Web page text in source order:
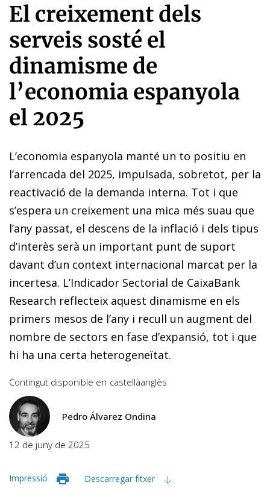
El creixement dels
serveis sosté el
dinamisme de
l’economia espanyola
el 2025
L’economia espanyola manté un to positiu en
l’arrencada del 2025, impulsada, sobretot, per la
reactivació de la demanda interna. Tot i que
s’espera un creixement una mica més suau que
l’any passat, el descens de la inflació i dels tipus
d’interès serà un important punt de suport
davant d’un context internacional marcat per la
incertesa. L’Indicador Sectorial de CaixaBank
Research reflecteix aquest dinamisme en els
primers mesos de l’any i recull un augment del
nombre de sectors en fase d’expansió, tot i que
hi ha una certa heterogeneïtat.
Contingut disponible en castellàanglès
Pedro Álvarez Ondina
12 de juny de 2025
Impressió Descarregar fitxer